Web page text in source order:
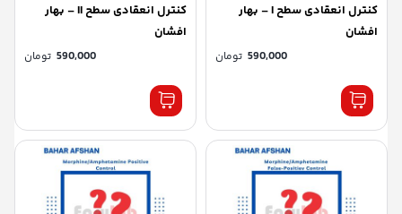
کنترل انعقادی سطح I – بهار
افشان
590,000 تومان
کنترل انعقادی سطح II – بهار
افشان
590,000 تومان